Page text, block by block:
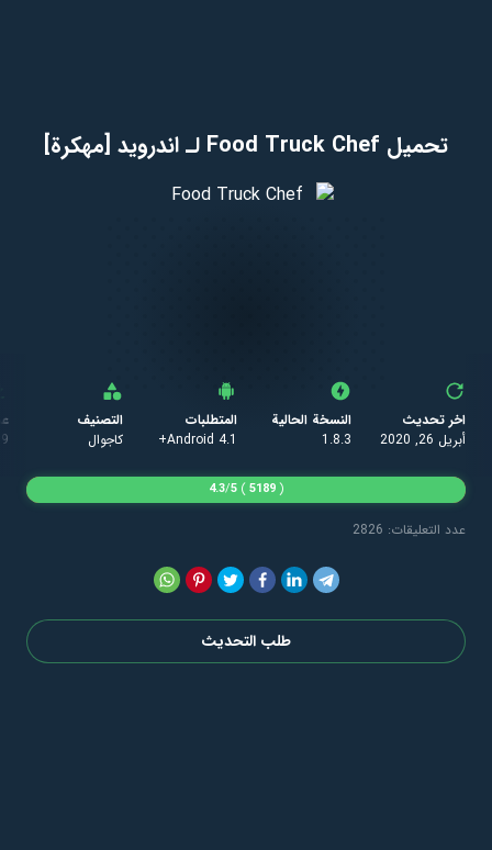
تحميل Food Truck Chef لـ اندرويد [مهكرة]
اخر تحديث
أبريل 26, 2020
النسخة الحالية
1.8.3
المتطلبات
Android 4.1+
التصنيف
كاجوال
عدد التعليقات: 2826
(
5189
)
4.3/5
طلب التحديث